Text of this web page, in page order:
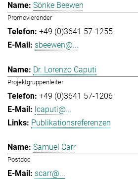
Sönke Beewen
Promovierender
+49 (0)3641 57-1255
sbeewen@...
Dr. Lorenzo Caputi
Projektgruppenleiter
+49 (0)3641 57-1206
lcaputi@...
Publikationsreferenzen
Samuel Carr
Postdoc
scarr@...